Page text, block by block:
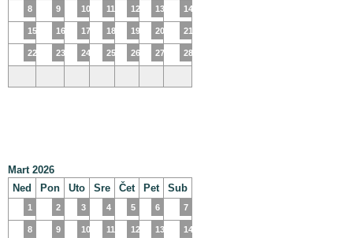
8 9 10 11 12 13 14
15 16 17 18 19 20 21
22 23 24 25 26 27 28
Mart 2026
Ned
Pon Uto Sre Čet Pet Sub
1 2 3 4 5 6 7
8 9 10 11 12 13 14